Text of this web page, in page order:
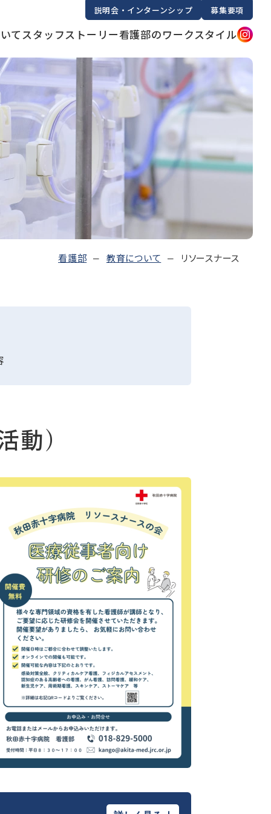
説明会・インターンシップ 募集要項
てスタッフストーリー看護部のワークスタイル
看護部 教育について リソースナース
）